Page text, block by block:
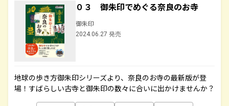
０３ 御朱印でめぐる奈良のお寺
御朱印
2024.06.27 発売
地球の歩き方御朱印シリーズより、奈良のお寺の最新版が登
場！すばらしい古寺と御朱印の数々に合いに出かけませんか？